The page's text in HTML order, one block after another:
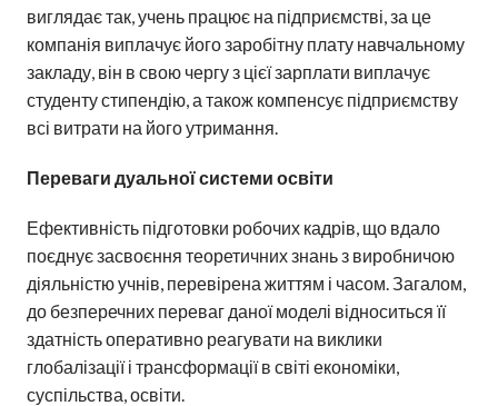
виглядає так, учень працює на підприємстві, за це
компанія виплачує його заробітну плату навчальному
закладу, він в свою чергу з цієї зарплати виплачує
студенту стипендію, а також компенсує підприємству
всі витрати на його утримання.
Переваги дуальної системи освіти
Ефективність підготовки робочих кадрів, що вдало
поєднує засвоєння теоретичних знань з виробничою
діяльністю учнів, перевірена життям і часом. Загалом,
до безперечних переваг даної моделі відноситься її
здатність оперативно реагувати на виклики
глобалізації і трансформації в світі економіки,
суспільства, освіти.